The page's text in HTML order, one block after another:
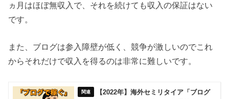
ヵ月はほぼ無収入で、それを続けても収入の保証はない
です。
また、ブログは参入障壁が低く、競争が激しいのでこれ
からそれだけで収入を得るのは非常に難しいです。
【2022年】海外セミリタイア「ブログ